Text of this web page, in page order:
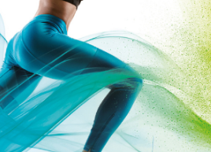
Perez, Samsung Ads: «L'Italia è un
mercato strategico e continuerà a
crescere»